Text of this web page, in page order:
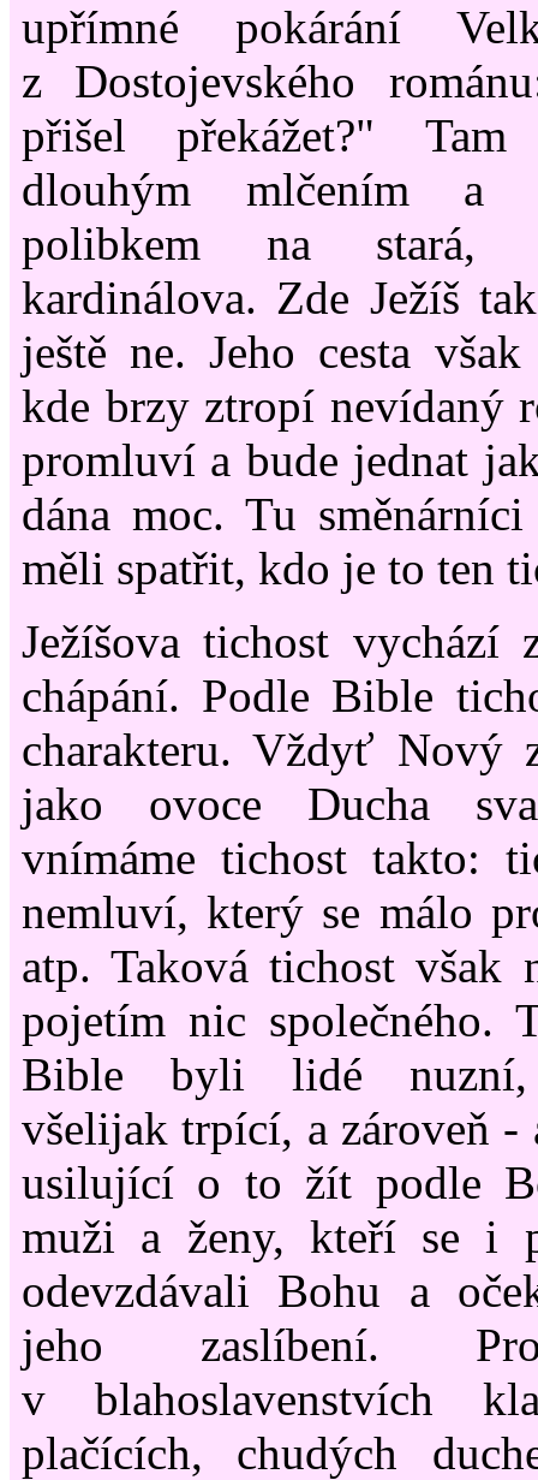
upřímné pokárání
z Dostojevského
přišel překážet?"
dlouhým mlčením a
polibkem na stará,
kardinálova. Zde Ježíš
ještě ne. Jeho cesta
kde brzy ztropí nevídaný
promluví a bude jednat
dána moc. Tu
měli spatřit, kdo je to ten
Ježíšova tichost vychází
chápání. Podle Bible
charakteru. Vždyť Nový
jako ovoce Ducha
vnímáme tichost takto:
nemluví, který se málo
atp. Taková tichost však
pojetím nic společného.
Bible byli lidé nuzní,
všelijak trpící, a zároveň -
usilující o to žít podle
muži a ženy, kteří se i
odevzdávali Bohu a
jeho zaslíbení.
v blahoslavenstvích
plačících, chudých